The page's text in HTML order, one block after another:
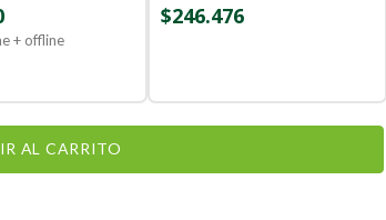
+ offline
$246.476
AL CARRITO